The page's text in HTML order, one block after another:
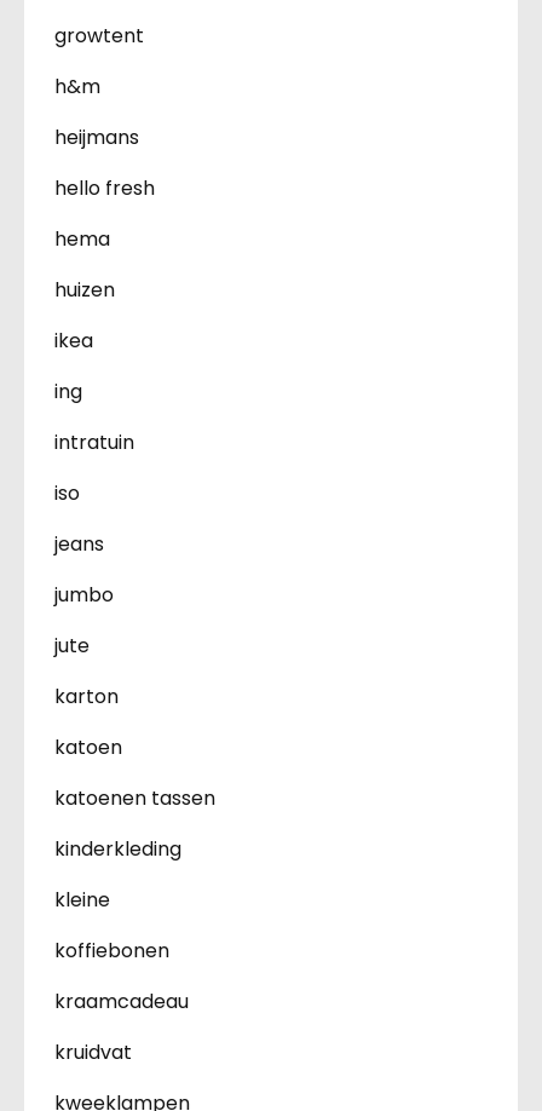
growtent
h&m
heijmans
hello fresh
hema
huizen
ikea
ing
intratuin
iso
jeans
jumbo
jute
karton
katoen
katoenen tassen
kinderkleding
kleine
koffiebonen
kraamcadeau
kruidvat
kweeklampen